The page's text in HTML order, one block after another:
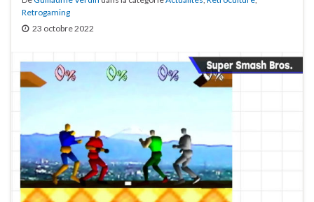
Retrogaming
23 octobre 2022